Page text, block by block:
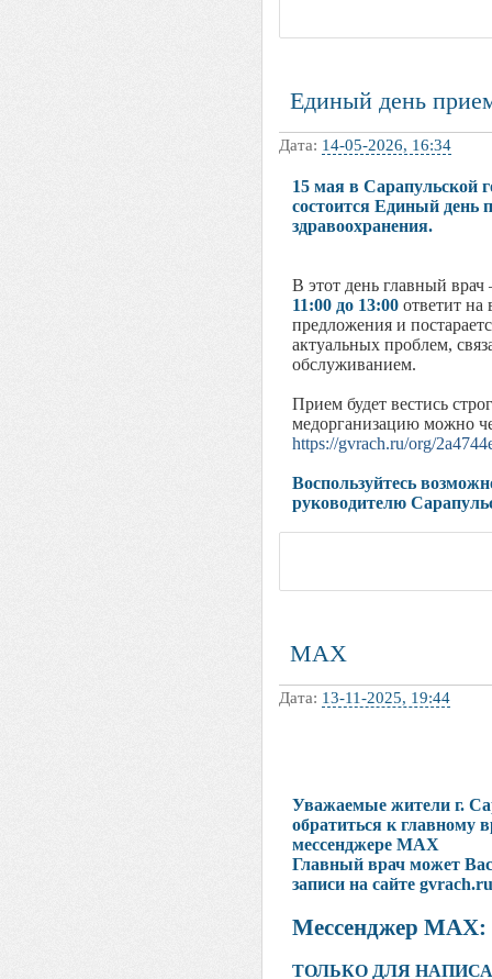
Единый день
Дата: 14-05-2026, 16:34
15 мая в Сарапульской
состоится Единый день
здравоохранения.
В этот день главный врач
11:00 до 13:00 ответит
предложения и
актуальных проблем,
обслуживанием.
Прием будет вестись
медорганизацию можно
https://gvrach.ru/org/
Воспользуйтесь
руководителю
MAX
Дата: 13-11-2025, 19:44
Уважаемые жители г.
обратиться к главному
мессенджере МАХ
Главный врач может
записи на сайте gvrach.ru
Мессенджер МАХ:
ТОЛЬКО ДЛЯ